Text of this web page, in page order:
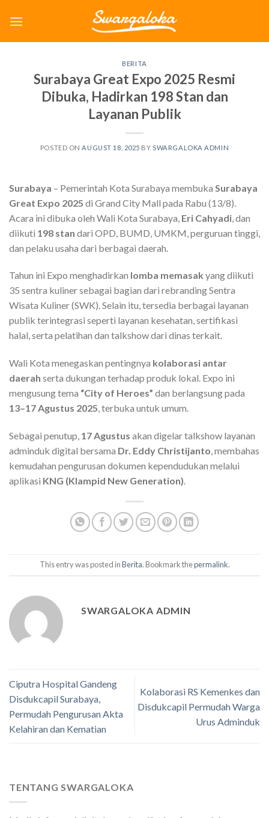
BERITA
Surabaya Great Expo 2025 Resmi
Dibuka, Hadirkan 198 Stan dan
Layanan Publik
POSTED ON AUGUST 18, 2025 BY SWARGALOKA ADMIN
Surabaya – Pemerintah Kota Surabaya membuka Surabaya
Great Expo 2025 di Grand City Mall pada Rabu (13/8).
Acara ini dibuka oleh Wali Kota Surabaya, Eri Cahyadi , dan
diikuti 198 stan dari OPD, BUMD, UMKM, perguruan tinggi,
dan pelaku usaha dari berbagai daerah.
Tahun ini Expo menghadirkan lomba memasak yang diikuti
35 sentra kuliner sebagai bagian dari rebranding Sentra
Wisata Kuliner (SWK). Selain itu, tersedia berbagai layanan
publik terintegrasi seperti layanan kesehatan, sertifikasi
halal, serta pelatihan dan talkshow dari dinas terkait.
Wali Kota menegaskan pentingnya kolaborasi antar
daerah serta dukungan terhadap produk lokal. Expo ini
mengusung tema “City of Heroes” dan berlangsung pada
13–17 Agustus 2025, terbuka untuk umum.
Sebagai penutup, 17 Agustus akan digelar talkshow layanan
adminduk digital bersama Dr. Eddy Christijanto, membahas
kemudahan pengurusan dokumen kependudukan melalui
aplikasi KNG (Klampid New Generation).
This entry was posted inBerita. Bookmark thepermalink.
SWARGALOKA ADMIN
Ciputra Hospital Gandeng
Disdukcapil Surabaya,
Permudah Pengurusan Akta
Kelahiran dan Kematian
Kolaborasi RS Kemenkes dan
Disdukcapil Permudah Warga
Urus Adminduk
TENTANG SWARGALOKA